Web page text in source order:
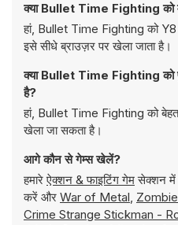
क्या Bullet Time Fighting को
हां, Bullet Time Fighting को
इसे सीधे ब्राउज़र पर खेला जाता है।
क्या Bullet Time Fighting को
है?
हां, Bullet Time Fighting को
खेला जा सकता है।
आगे कौन से गेम्स खेलें?
हमारेऐक्शन & फाइटिंग गेमसेक्शन में
करें और War of Metal,
Crime Strange Stickman -